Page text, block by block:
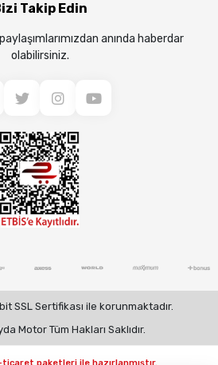
Takip Edin
anında haberdar
olabilirsiniz.
SSL Sertifikası ile korunmaktadır.
Motor Tüm Hakları Saklıdır.